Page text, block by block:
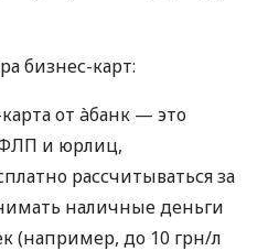
бизнес-карт:
от àбанк — это
и юрлиц,
рассчитываться за
наличные деньги
(например, до 10 грн/л